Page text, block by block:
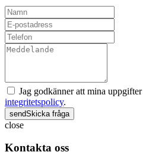
Jag godkänner att mina
integritetspolicy.
sendSkicka fråga
close
Kontakta oss